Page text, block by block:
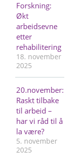
Forskning:
Økt
arbeidsevne
etter
rehabilitering
18. november
2025
20.november:
Raskt tilbake
til arbeid –
har vi råd til å
la være?
5. november
2025